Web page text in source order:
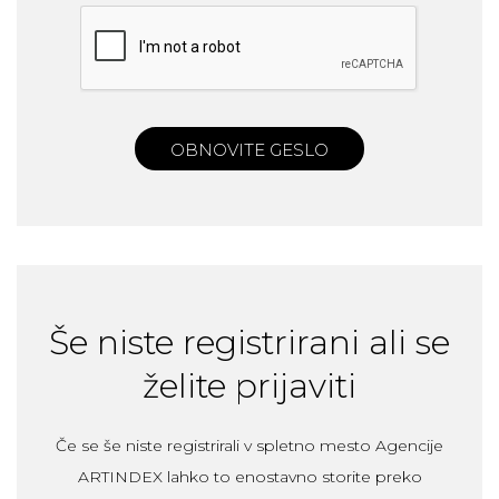
OBNOVITE GESLO
Še niste registrirani ali se
želite prijaviti
Če se še niste registrirali v spletno mesto Agencije
ARTINDEX lahko to enostavno storite preko